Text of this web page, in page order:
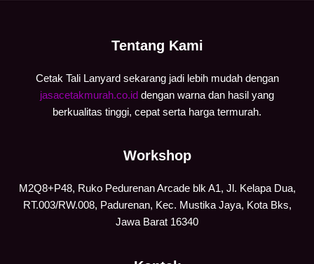
Tentang Kami
Cetak Tali Lanyard sekarang jadi lebih mudah dengan
jasacetakmurah.co.id dengan warna dan hasil yang
berkualitas tinggi, cepat serta harga termurah.
Workshop
M2Q8+P48, Ruko Pedurenan Arcade blk A1, Jl. Kelapa Dua,
RT.003/RW.008, Padurenan, Kec. Mustika Jaya, Kota Bks,
Jawa Barat 16340